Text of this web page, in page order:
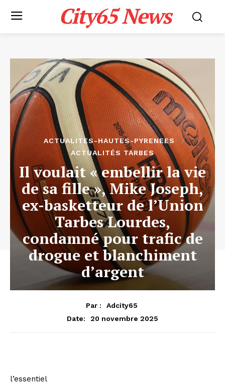
City65 News
ACTUALITES-HAUTES-PYRENEES
ACTUALITÉS TARBES
Il voulait « embellir la vie
de sa fille », Mike Joseph,
ex-basketteur de l’Union
Tarbes Lourdes,
condamné pour trafic de
drogue et blanchiment
d’argent
Par :
Adcity65
Date:
20 novembre 2025
l’essentiel